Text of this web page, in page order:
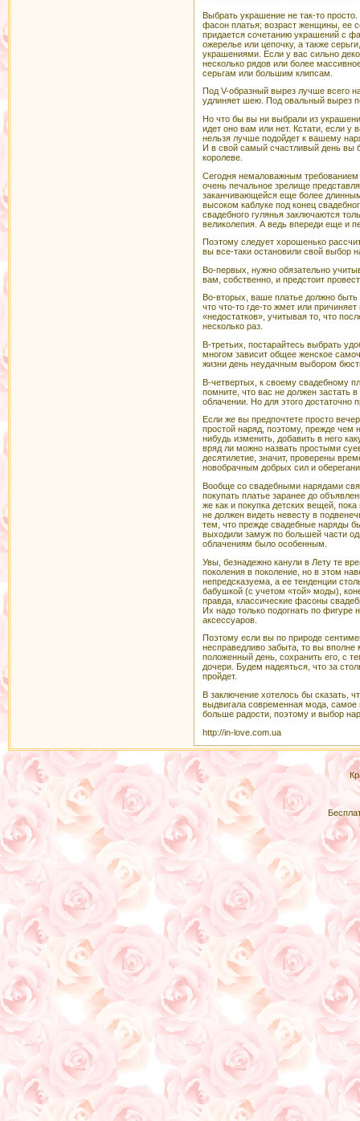
Выбрать украшение не так-то
фасон платья; возраст женщины, ее
придается сочетанию украшений с
ожерелье или цепочку, а также
украшениями. Если у вас сильно
несколько рядов или более
серьгам или большим клипсам.
Под V-образный вырез лучше всего
удлиняет шею. Под овальный вырез
Но что бы вы ни выбрали из
идет оно вам или нет. Кстати, если у
нельзя лучше подойдет к вашему
И в свой самый счастливый день вы
королеве.
Сегодня немаловажным требованием
очень печальное зрелище
заканчивающейся еще более
высоком каблуке под конец
свадебного гулянья заключаются
великолепия. А ведь впереди еще и
Поэтому следует хорошенько
вы все-таки остановили свой выбор
Во-первых, нужно обязательно
вам, собственно, и предстоит
Во-вторых, ваше платье должно
что что-то где-то жмет или
«недостатков», учитывая то, что
несколько раз.
В-третьих, постарайтесь выбрать
многом зависит общее женское
жизни день неудачным выбором
В-четвертых, к своему свадебному
помните, что вас не должен застать
облачении. Но для этого достаточно
Если же вы предпочтете просто
простой наряд, поэтому, прежде чем
нибудь изменить, добавить в него
вряд ли можно назвать простыми
десятилетие, значит, проверены
новобрачным добрых сил и
Вообще со свадебными нарядами
покупать платье заранее до
же как и покупка детских вещей,
не должен видеть невесту в
тем, что прежде свадебные наряды
выходили замуж по большей части
облачениям было особенным.
Увы, безнадежно канули в Лету те
поколения в поколение, но в этом
непредсказуема, а ее тенденции
бабушкой (с учетом «той» моды),
правда, классические фасоны
Их надо только подогнать по фигуре
аксессуаров.
Поэтому если вы по природе
несправедливо забыта, то вы вполне
положенный день, сохранить его, с
дочери. Будем надеяться, что за
пройдет.
В заключение хотелось бы сказать,
выдвигала современная мода,
больше радости, поэтому и выбор
http://in-love.com.ua